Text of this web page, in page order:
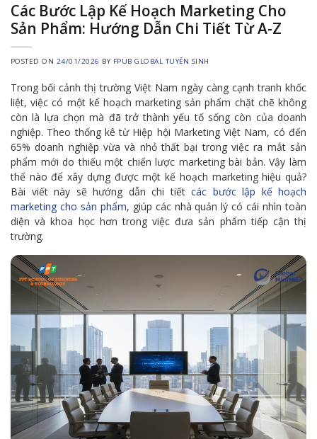
Các Bước Lập Kế Hoạch Marketing Cho
Sản Phẩm: Hướng Dẫn Chi Tiết Từ A-Z
POSTED ON 24/01/2026 BY FPUB GLOBAL TUYỂN SINH
Trong bối cảnh thị trường Việt Nam ngày càng cạnh tranh khốc
liệt, việc có một kế hoạch marketing sản phẩm chặt chẽ không
còn là lựa chọn mà đã trở thành yếu tố sống còn của doanh
nghiệp. Theo thống kê từ Hiệp hội Marketing Việt Nam, có đến
65% doanh nghiệp vừa và nhỏ thất bại trong việc ra mắt sản
phẩm mới do thiếu một chiến lược marketing bài bản. Vậy làm
thế nào để xây dựng được một kế hoạch marketing hiệu quả?
Bài viết này sẽ hướng dẫn chi tiết các bước lập kế hoạch
marketing cho sản phẩm, giúp các nhà quản lý có cái nhìn toàn
diện và khoa học hơn trong việc đưa sản phẩm tiếp cận thị
trường.